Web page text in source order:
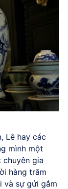
Lê hay các
mình một
chuyên gia
hàng trăm
và sự gửi gắm